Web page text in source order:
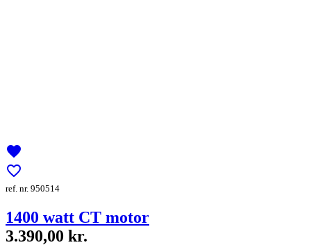
favorite
favorite_border
ref. nr. 950514
1400 watt CT motor
3.390,00 kr.